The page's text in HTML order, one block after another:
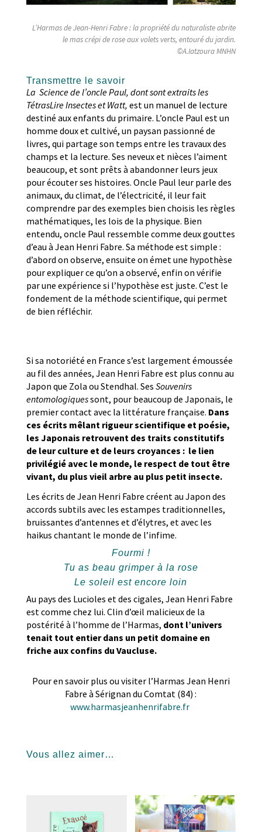
L’Harmas de Jean-Henri Fabre : la propriété du naturaliste abrite
le mas crépi de rose aux volets verts, entouré du jardin.
©A.Iatzoura MNHN
Transmettre le savoir
La Science de l’oncle Paul, dont sont extraits les
TétrasLire Insectes et Watt, est un manuel de lecture
destiné aux enfants du primaire. L’oncle Paul est un
homme doux et cultivé, un paysan passionné de
livres, qui partage son temps entre les travaux des
champs et la lecture. Ses neveux et nièces l’aiment
beaucoup, et sont prêts à abandonner leurs jeux
pour écouter ses histoires. Oncle Paul leur parle des
animaux, du climat, de l’électricité, il leur fait
comprendre par des exemples bien choisis les règles
mathématiques, les lois de la physique. Bien
entendu, oncle Paul ressemble comme deux gouttes
d’eau à Jean Henri Fabre. Sa méthode est simple :
d’abord on observe, ensuite on émet une hypothèse
pour expliquer ce qu’on a observé, enfin on vérifie
par une expérience si l’hypothèse est juste. C’est le
fondement de la méthode scientifique, qui permet
de bien réfléchir.
Si sa notoriété en France s’est largement émoussée
au fil des années, Jean Henri Fabre est plus connu au
Japon que Zola ou Stendhal. Ses Souvenirs
entomologiquessont, pour beaucoup de Japonais, le
premier contact avec la littérature française. Dans
ces écrits mêlant rigueur scientifique et poésie,
les Japonais retrouvent des traits constitutifs
de leur culture et de leurs croyances : le lien
privilégié avec le monde, le respect de tout être
vivant, du plus vieil arbre au plus petit insecte.
Les écrits de Jean Henri Fabre créent au Japon des
accords subtils avec les estampes traditionnelles,
bruissantes d’antennes et d’élytres, et avec les
haikus chantant le monde de l’infime.
Fourmi !
Tu as beau grimper à la rose
Le soleil est encore loin
Au pays des Lucioles et des cigales, Jean Henri Fabre
est comme chez lui. Clin d’œil malicieux de la
postérité à l’homme de l’Harmas, dont l’univers
tenait tout entier dans un petit domaine en
friche aux confins du Vaucluse.
Pour en savoir plus ou visiter l’Harmas Jean Henri
Fabre à Sérignan du Comtat (84) :
www.harmasjeanhenrifabre.fr
Vous allez aimer…